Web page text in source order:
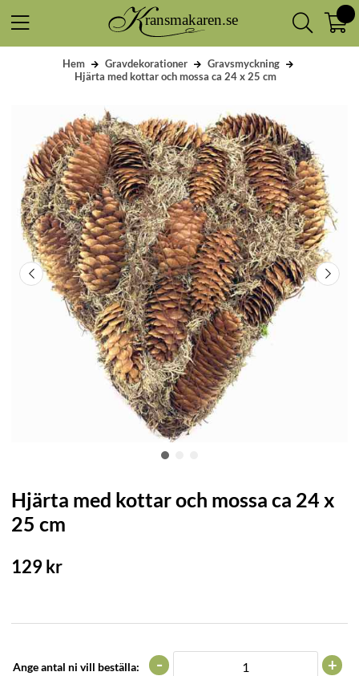
Hem Gravdekorationer
Gravsmyckning
Hjärta med kottar och mossa ca 24 x 25 cm
Hjärta med kottar och mossa ca 24 x
25 cm
129kr
Ange antal ni vill beställa: +
-